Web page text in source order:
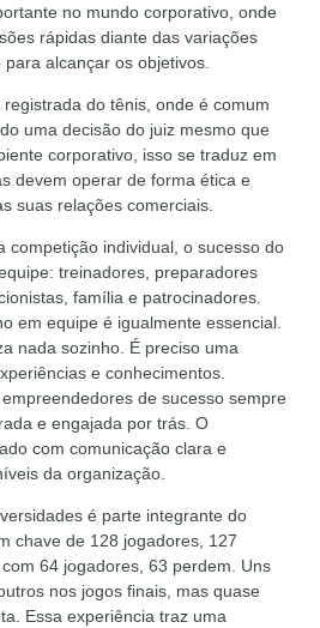
no mundo corporativo, onde
rápidas diante das variações
alcançar os objetivos.
do tênis, onde é comum
uma decisão do juiz mesmo que
corporativo, isso se traduz em
devem operar de forma ética e
suas relações comerciais.
competição individual, o sucesso do
treinadores, preparadores
família e patrocinadores.
em equipe é igualmente essencial.
nada sozinho. É preciso uma
e conhecimentos.
de sucesso sempre
e engajada por trás. O
com comunicação clara e
da organização.
é parte integrante do
chave de 128 jogadores, 127
64 jogadores, 63 perdem. Uns
nos jogos finais, mas quase
Essa experiência traz uma